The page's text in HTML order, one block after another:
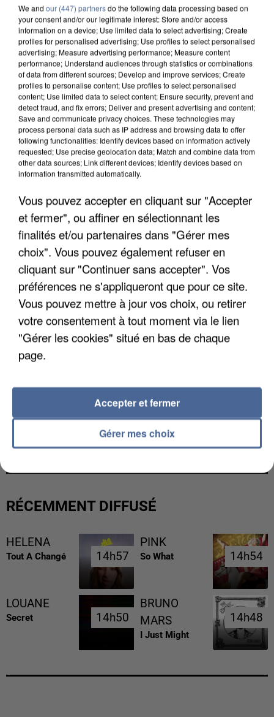
DE FAUNE SAUVAGE SONT...
L’UN DES FONDATEURS SUPPOSÉS DE LA DZ
MAFIA INTERPELLÉ EN ALGÉRIE
RÉCEMMENT DIFFUSÉ
HELENA
Tout A Changé 14h57
14h57
PINK
So What 14h54
14h54
LOUANE
Secret 14h50
14h50
BRUNO
MARS
I Just Might
14h48
14h48
We and our (447) partnersdo the following data processing based on
your consent and/or our legitimate interest: Store and/or access
information on a device; Use limited data to select advertising; Create
profiles for personalised advertising; Use profiles to select personalised
advertising; Measure advertising performance; Measure content
performance; Understand audiences through statistics or combinations
of data from different sources; Develop and improve services; Create
profiles to personalise content; Use profiles to select personalised
content; Use limited data to select content; Ensure security, prevent and
detect fraud, and fix errors; Deliver and present advertising and content;
Save and communicate privacy choices. These technologies may
process personal data such as IP address and browsing data to offer
following functionalities: Identify devices based on information actively
requested; Use precise geolocation data; Match and combine data from
other data sources; Link different devices; Identify devices based on
information transmitted automatically.
Vous pouvez accepter en cliquant sur "Accepter
et fermer", ou affiner en sélectionnant les
finalités et/ou partenaires dans "Gérer mes
choix". Vous pouvez également refuser en
cliquant sur "Continuer sans accepter". Vos
préférences ne s'appliqueront que pour ce site.
Vous pouvez mettre à jour vos choix, ou retirer
votre consentement à tout moment via le lien
"Gérer les cookies" situé en bas de chaque
page.
Gérer mes choix
Accepter et fermer